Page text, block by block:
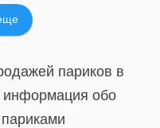
париков в
информация обо